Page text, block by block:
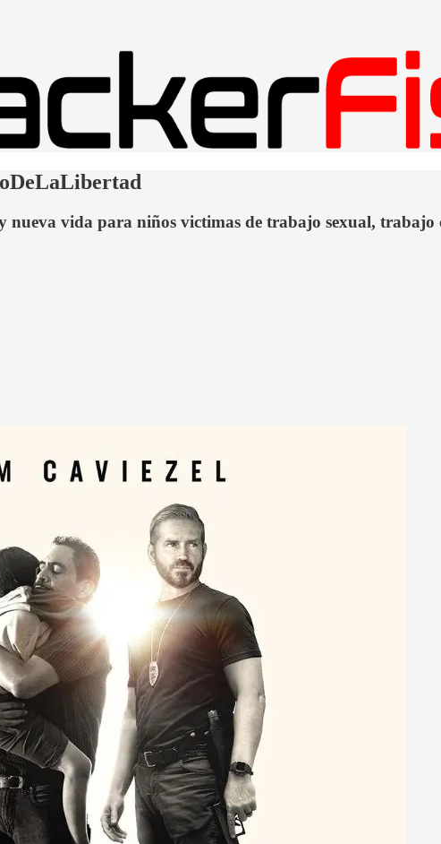
nueva vida para niños victimas de trabajo sexual,